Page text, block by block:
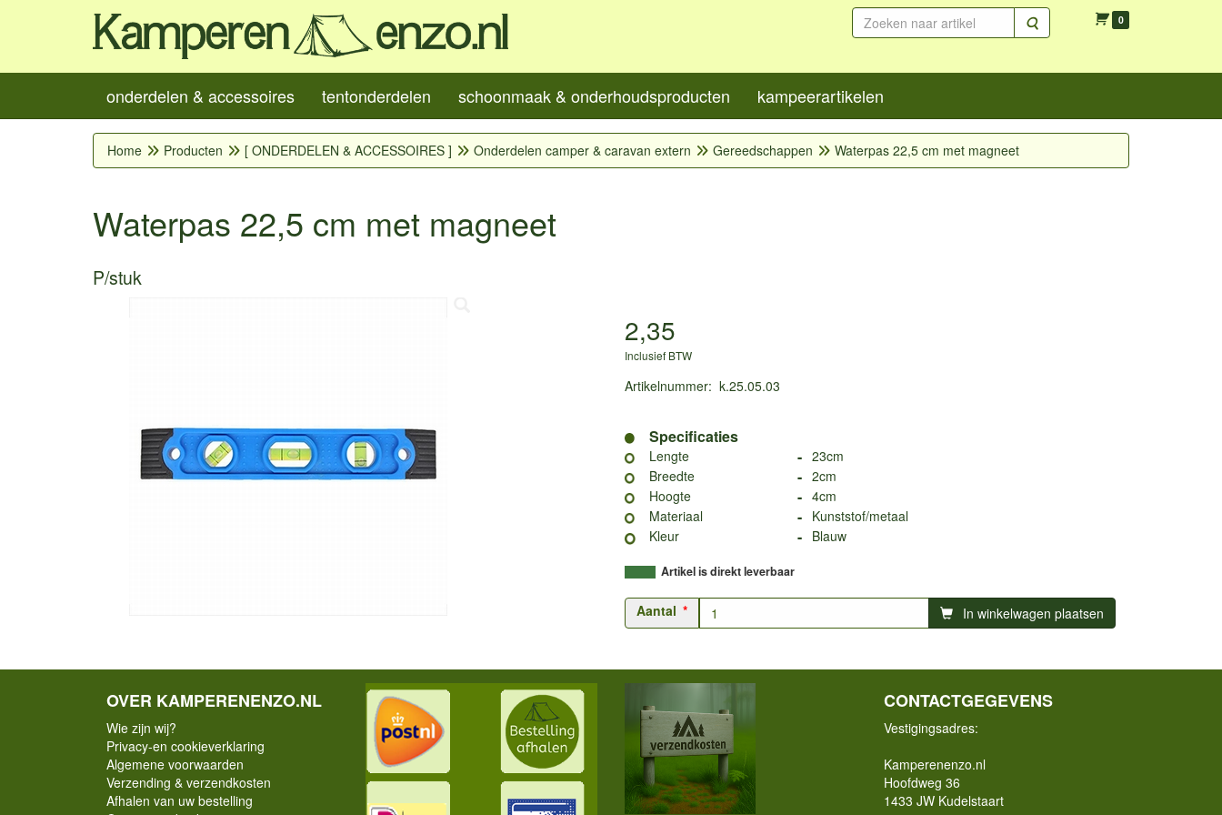
Zoeken 0
onderdelen & accessoires tentonderdelen schoonmaak & onderhoudsproducten kampeerartikelen
Home Producten [ ONDERDELEN & ACCESSOIRES ] Onderdelen camper & caravan extern Gereedschappen Waterpas 22,5 cm met magneet
Waterpas 22,5 cm met magneet
P/stuk
2,35
Inclusief BTW
Artikelnummer: k.25.05.03
Specificaties
Lengte - 23cm
Breedte
- 2cm
Hoogte
- 4cm
Materiaal
- Kunststof/metaal
Kleur
- Blauw
Artikel is direkt leverbaar
Aantal In winkelwagen plaatsen
OVER KAMPERENENZO.NL
Wie zijn wij?
Privacy-en cookieverklaring
Algemene voorwaarden
Verzending & verzendkosten
Afhalen van uw bestelling
CONTACTGEGEVENS
Vestigingsadres:
Kamperenenzo.nl
Hoofdweg 36
1433 JW Kudelstaart